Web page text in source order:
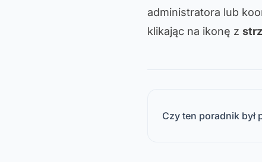
administratora lub
klikając na ikonę z
Czy ten poradnik był